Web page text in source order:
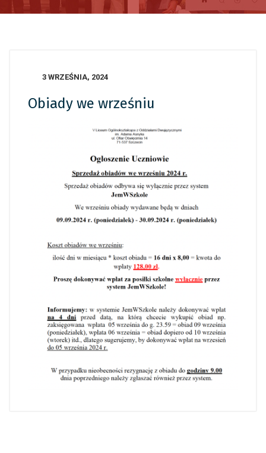
3 WRZEŚNIA, 2024
Obiady we wrześniu